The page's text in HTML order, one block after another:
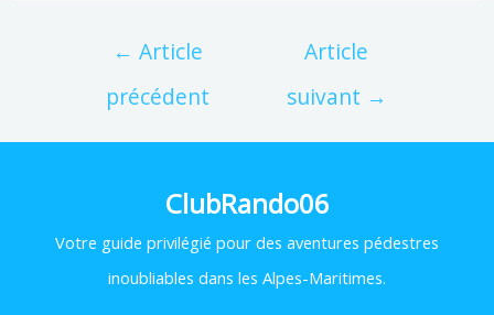
← Article
précédent
Article
suivant →
ClubRando06
Votre guide privilégié pour des aventures pédestres
inoubliables dans les Alpes-Maritimes.